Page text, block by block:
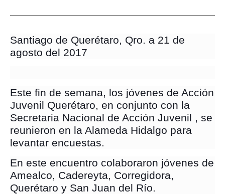
Santiago de Querétaro, Qro. a 21 de
agosto del 2017
Este fin de semana, los jóvenes de Acción
Juvenil Querétaro, en conjunto con la
Secretaria Nacional de Acción Juvenil , se
reunieron en la Alameda Hidalgo para
levantar encuestas.
En este encuentro colaboraron jóvenes de
Amealco, Cadereyta, Corregidora,
Querétaro y San Juan del Río.